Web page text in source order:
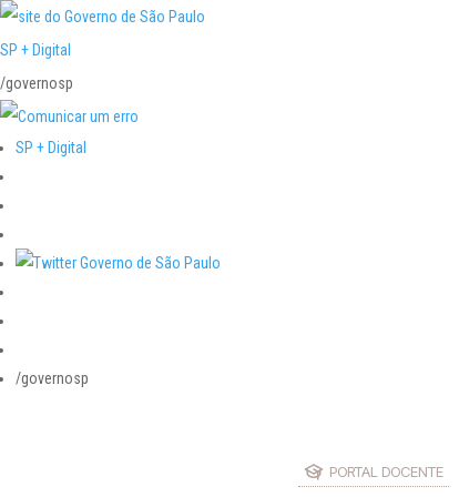
SP + Digital
/governosp
SP + Digital
/governosp
PORTAL DOCENTE